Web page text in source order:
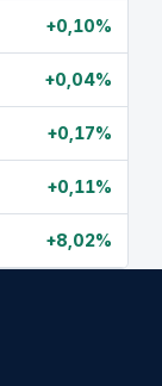
+0,10%
+0,04%
+0,17%
+0,11%
+8,02%